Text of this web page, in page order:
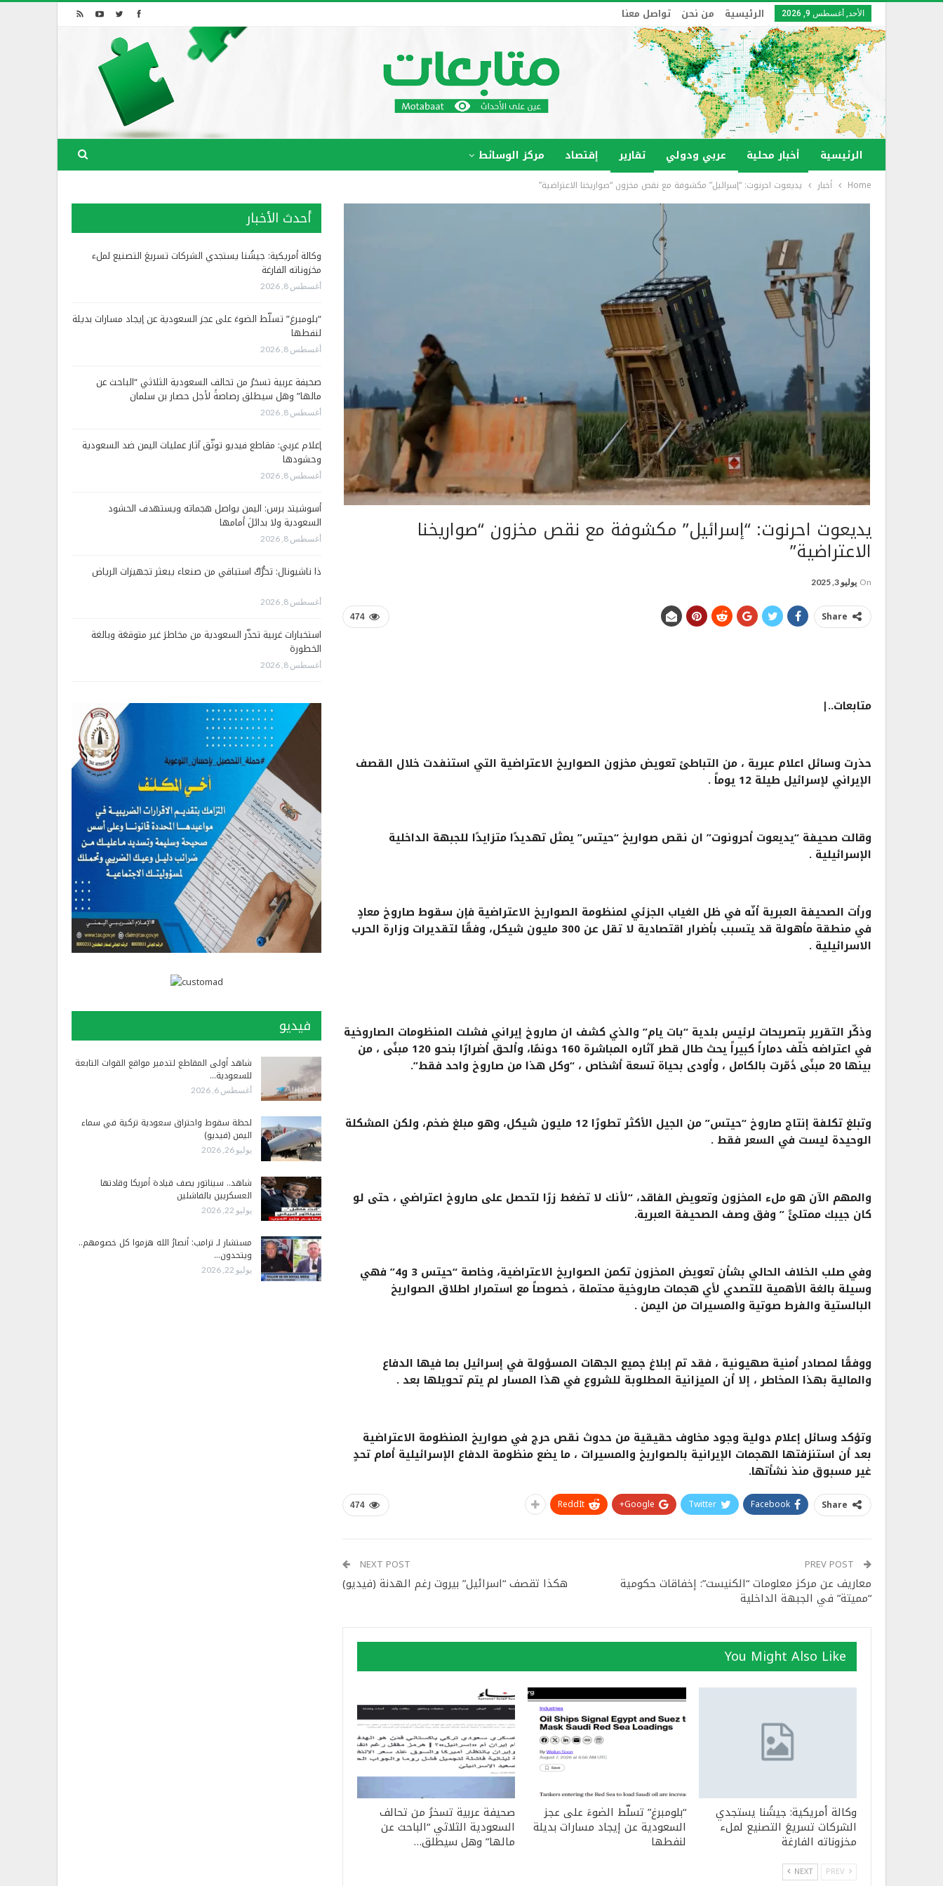
الأحد, أغسطس 9, 2026 الرئيسية من نحن تواصل معنا
الرئيسية أخبار محلية عربي ودولي تقارير إقتصاد مركز الوسائط
Home أخبار يديعوت احرنوت: “إسرائيل” مكشوفة مع نقص مخزون “صواريخنا الاعتراضية”
يديعوت احرنوت: “إسرائيل” مكشوفة مع نقص مخزون “صواريخنا
الاعتراضية”
On يوليو 3, 2025
474 Share
متابعات..|
حذرت وسائل اعلام عبرية ، من التباطئ تعويض مخزون الصواريخ الاعتراضية التي استنفدت خلال القصف
الإيراني لإسرائيل طيلة 12 يوماً .
وقالت صحيفة “يديعوت أحرونوت” ان نقص صواريخ “حيتس” يمثل تهديدًا متزايدًا للجبهة الداخلية
الإسرائيلية .
ورأت الصحيفة العبرية أنّه في ظل الغياب الجزئي لمنظومة الصواريخ الاعتراضية فإن سقوط صاروخ معادٍ
في منطقة مأهولة قد يتسبب بأضرار اقتصادية لا تقل عن 300 مليون شيكل، وفقًا لتقديرات وزارة الحرب
الاسرائيلية .
وذكّر التقرير بتصريحات لرئيس بلدية “بات يام” والذي كشف ان صاروخ إيراني فشلت المنظومات الصاروخية
في اعتراضه خلّف دماراً كبيراً يحث طال قطر آثاره المباشرة 160 دونمًا، وألحق أضرارًا بنحو 120 مبنًى ، من
بينها 20 مبنًى دُمّرت بالكامل ، وأودى بحياة تسعة أشخاص ، “وكل هذا من صاروخ واحد فقط”.
وتبلغ تكلفة إنتاج صاروخ “حيتس” من الجيل الأكثر تطورًا 12 مليون شيكل، وهو مبلغ ضخم، ولكن المشكلة
الوحيدة ليست في السعر فقط .
والمهم الآن هو ملء المخزون وتعويض الفاقد، “لأنك لا تضغط زرًا لتحصل على صاروخ اعتراضي ، حتى لو
كان جيبك ممتلئً ” وفق وصف الصحيفة العبرية.
وفي صلب الخلاف الحالي بشأن تعويض المخزون تكمن الصواريخ الاعتراضية، وخاصة “حيتس 3 و4” فهي
وسيلة بالغة الأهمية للتصدي لأي هجمات صاروخية محتملة ، خصوصاً مع استمرار اطلاق الصواريخ
البالستية والفرط صوتية والمسيرات من اليمن .
ووفقًا لمصادر أمنية صهيونية ، فقد تم إبلاغ جميع الجهات المسؤولة في إسرائيل بما فيها الدفاع
والمالية بهذا المخاطر ، إلا أن الميزانية المطلوبة للشروع في هذا المسار لم يتم تحويلها بعد .
وتؤكد وسائل إعلام دولية وجود مخاوف حقيقية من حدوث نقص حرج في صواريخ المنظومة الاعتراضية
بعد أن استنزفتها الهجمات الإيرانية بالصواريخ والمسيرات ، ما يضع منظومة الدفاع الإسرائيلية أمام تحدٍ
غير مسبوق منذ نشأتها.
474 Share
Facebook
Twitter
Google+
ReddIt
معاريف عن مركز معلومات “الكنيست”: إخفاقات حكومية
“مميتة” في الجبهة الداخلية
NEXT POST
هكذا تقصف “اسرائيل” بيروت رغم الهدنة (فيديو)
You Might Also Like
وكالة أمريكية: جيشُنا يستجدي
الشركات تسريعَ التصنيع لملء
مخزوناته الفارغة
“بلومبرغ” تسلّط الضوءَ على عجز
السعودية عن إيجاد مسارات بديلة
لنفطها
صحيفة عربية تسخرُ من تحالف
السعودية الثلاثي “الباحث عن
مالها” وهل سيطلق…
NEXT
أحدث الأخبار
وكالة أمريكية: جيشُنا يستجدي الشركات تسريعَ التصنيع لملء
مخزوناته الفارغة
أغسطس 8, 2026
“بلومبرغ” تسلّط الضوءَ على عجز السعودية عن إيجاد مسارات بديلة
لنفطها
أغسطس 8, 2026
صحيفة عربية تسخرُ من تحالف السعودية الثلاثي “الباحث عن
مالها” وهل سيطلق رصاصةً لأجل حصار بن سلمان
أغسطس 8, 2026
إعلام غربي: مقاطع فيديو توثّق آثار عمليات اليمن ضد السعودية
وحشودها
أغسطس 8, 2026
أسوشيتد برس: اليمن يواصل هجماته ويستهدف الحشود
السعودية ولا بدائلَ أمامها
أغسطس 8, 2026
ذا ناشيونال: تحرُّكٌ استباقي من صنعاء يبعثر تجهيزات الرياض
أغسطس 8, 2026
استخبارات غربية تحذّر السعودية من مخاطرَ غير متوقعَة وبالغة
الخطورة
أغسطس 8, 2026
فيديو
شاهد أولى المقاطع لتدمير مواقع القوات التابعة
للسعودية…
أغسطس 6, 2026
لحظة سقوط واحتراق سعودية تركية في سماء
اليمن (فيديو)
يوليو 26, 2026
شاهد.. سيناتور يصف قيادة أمريكا وقادتها
العسكريين بالفاشلين
يوليو 22, 2026
مستشار لـ ترامب: أنصارُ الله هزموا كل خصومهم..
ويتحدون…
يوليو 22, 2026